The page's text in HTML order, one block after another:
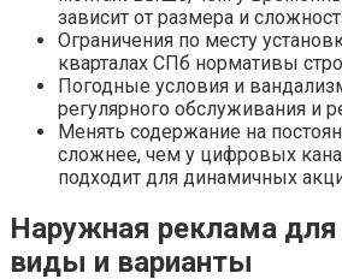
зависит от размера и
Ограничения по месту
кварталах СПб нормативы
Погодные условия и
регулярного обслуживания и
Менять содержание на
сложнее, чем у цифровых
подходит для динамичных
Наружная реклама для
виды и варианты